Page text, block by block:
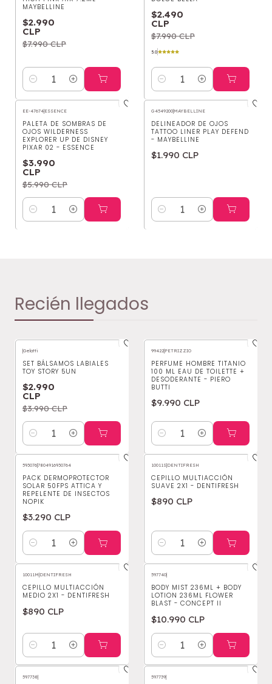
MAYBELLINE
$2.990
CLP
$7.990 CLP
Cantidad
$2.490
CLP
$7.990 CLP
5.0
Cantidad
-33% OFF
EE-47674|ESSENCE
PALETA DE SOMBRAS DE
OJOS WILDERNESS
EXPLORER UP DE DISNEY
PIXAR 02 - ESSENCE
$3.990
CLP
$5.990 CLP
Cantidad
G4549200|MAYBELLINE
DELINEADOR DE OJOS
TATTOO LINER PLAY DEFEND
- MAYBELLINE
$1.990 CLP
Cantidad
Recién llegados
-25%OFF
Nuevo
|Gelatti
SET BÁLSAMOS LABIALES
TOY STORY 5UN
$2.990
CLP
$3.990 CLP
Cantidad
Nuevo
99422|PETRIZZIO
PERFUME HOMBRE TITANIO
100 ML EAU DE TOILETTE +
DESODERANTE - PIERO
BUTTI
$9.990 CLP
Cantidad
593076|7804916930764
PACK DERMOPROTECTOR
SOLAR 50FPS ATTICA Y
REPELENTE DE INSECTOS
NOPIK
$3.290 CLP
Cantidad
10011S|DENTIFRESH
CEPILLO MULTIACCIÓN
SUAVE 2X1 - DENTIFRESH
$890 CLP
Cantidad
10011M|DENTIFRESH
CEPILLO MULTIACCIÓN
MEDIO 2X1 - DENTIFRESH
$890 CLP
Cantidad
597740|
BODY MIST 236ML + BODY
LOTION 236ML FLOWER
BLAST - CONCEPT II
$10.990 CLP
Cantidad
597738| 597739|